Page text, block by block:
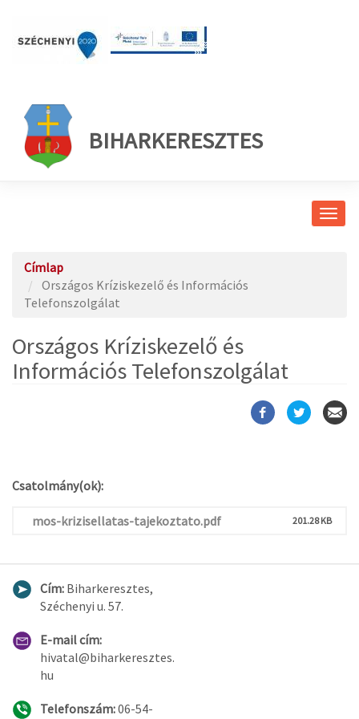
BIHARKERESZTES
Címlap
Országos Kríziskezelő és Információs
Telefonszolgálat
Országos Kríziskezelő és
Információs Telefonszolgálat
Csatolmány(ok):
mos-krizisellatas-tajekoztato.pdf 201.28 KB
Cím: Biharkeresztes,
Széchenyi u. 57.
E-mail cím:
hivatal@biharkeresztes.
hu
Telefonszám:06-54-